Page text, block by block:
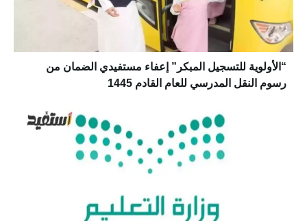
“الأولوية للتسجيل المبكر” إعفاء مستفيدي الضمان من
رسوم النقل المدرسي للعام القادم 1445